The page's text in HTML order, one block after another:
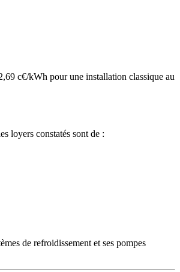
c€/kWh pour une installation classique au
loyers constatés sont de :
de refroidissement et ses pompes